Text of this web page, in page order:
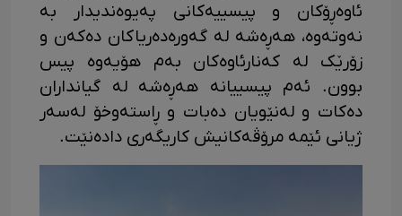
ئاوەڕۆکان و پیسییەکانی پەیوەندیدار بە
نەوتەوە، هەڕەشە لە گەورەدەریاکان دەکەن و
زۆرێک لە کەنارئاوەکان بەم هۆیەوە پیس
بوون. ئەم پیسییانە هەڕەشە لە گیانداران
دەکات و لەنێویان دەبات و ڕاستەوخۆ لەسەر
ژیانی ئێمە مرۆڤەکانیش کاریگەری دادەنێت.